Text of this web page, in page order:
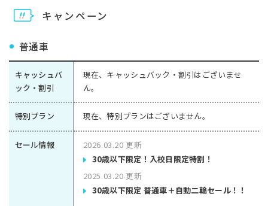
キャンペーン
普通車
キャッシュバ
ック・割引
現在、キャッシュバック・割引はございませ
ん。
特別プラン 現在、特別プランはございません。
セール情報
2026.03.20 更新
30歳以下限定！入校日限定特割！
2025.03.20 更新
30歳以下限定 普通車＋自動二輪セール！！